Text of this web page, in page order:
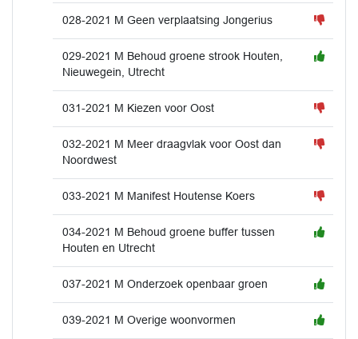
028-2021 M Geen verplaatsing Jongerius
029-2021 M Behoud groene strook Houten,
Nieuwegein, Utrecht
031-2021 M Kiezen voor Oost
032-2021 M Meer draagvlak voor Oost dan
Noordwest
033-2021 M Manifest Houtense Koers
034-2021 M Behoud groene buffer tussen
Houten en Utrecht
037-2021 M Onderzoek openbaar groen
039-2021 M Overige woonvormen